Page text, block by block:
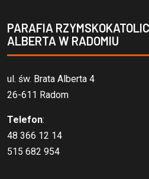
PARAFIA
ALBERTA W RADOMIU
ul. św. Brata Alberta 4
26-611 Radom
Telefon:
48 366 12 14
515 682 954